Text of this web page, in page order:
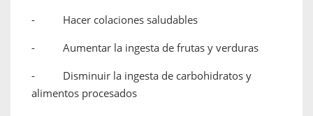
- Hacer colaciones saludables
- Aumentar la ingesta de frutas y verduras
- Disminuir la ingesta de carbohidratos y
alimentos procesados